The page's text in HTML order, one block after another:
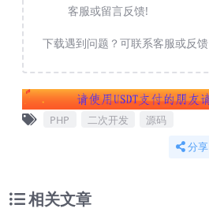
客服或留言反馈!
下载遇到问题？可联系客服或反馈
PHP 二次开发 源码
分享
相关文章